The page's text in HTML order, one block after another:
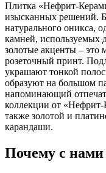
Плитка «Нефрит-
изысканных решений.
натурального оникса,
камней, используемых
золотые акценты – это
розеточный принт.
украшают тонкой
образуют на большом
напоминающий
коллекции от
также золотой и
карандаши.
Почему с нами